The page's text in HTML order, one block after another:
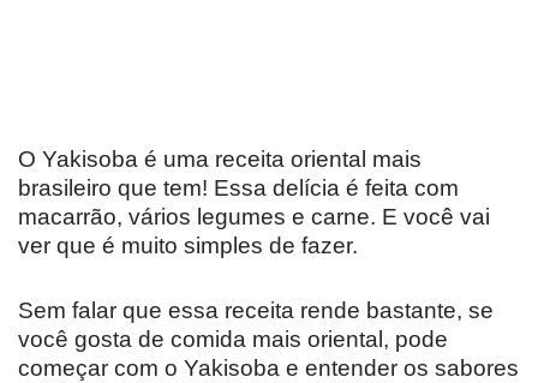
O Yakisoba é uma receita oriental mais
brasileiro que tem! Essa delícia é feita com
macarrão, vários legumes e carne. E você vai
ver que é muito simples de fazer.
Sem falar que essa receita rende bastante, se
você gosta de comida mais oriental, pode
começar com o Yakisoba e entender os sabores